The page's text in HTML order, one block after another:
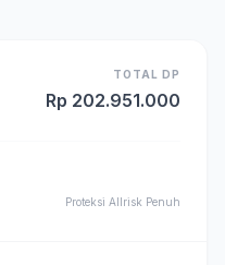
TOTAL DP
Rp 202.951.000
Proteksi Allrisk Penuh